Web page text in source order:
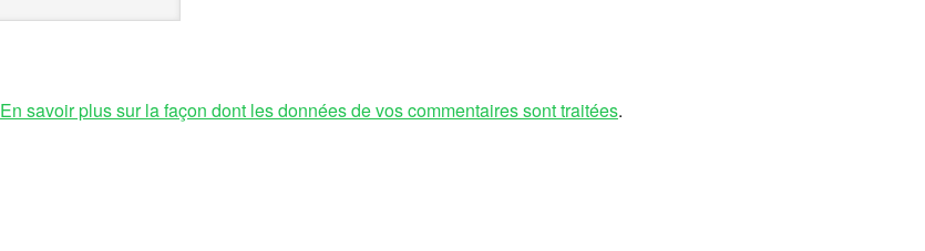
En savoir plus sur la façon dont les données de vos commentaires sont traitées.